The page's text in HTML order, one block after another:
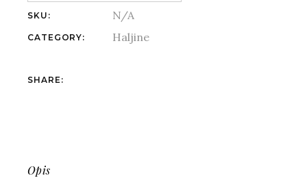
SKU: N/A
CATEGORY: Haljine
SHARE:
Opis